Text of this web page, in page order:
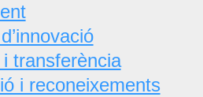
transferència
i reconeixements